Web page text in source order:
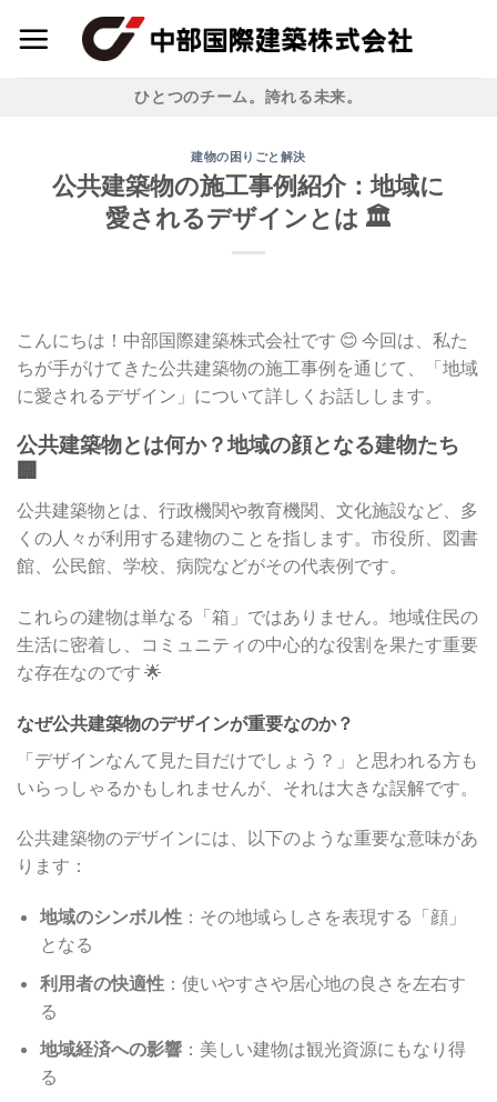
ひとつのチーム。誇れる未来。
建物の困りごと解決
公共建築物の施工事例紹介：地域に
愛されるデザインとは 🏛️
こんにちは！中部国際建築株式会社です 😊 今回は、私た
ちが手がけてきた公共建築物の施工事例を通じて、「地域
に愛されるデザイン」について詳しくお話しします。
公共建築物とは何か？地域の顔となる建物たち
🏢
公共建築物とは、行政機関や教育機関、文化施設など、多
くの人々が利用する建物のことを指します。市役所、図書
館、公民館、学校、病院などがその代表例です。
これらの建物は単なる「箱」ではありません。地域住民の
生活に密着し、コミュニティの中心的な役割を果たす重要
な存在なのです 🌟
なぜ公共建築物のデザインが重要なのか？
「デザインなんて見た目だけでしょう？」と思われる方も
いらっしゃるかもしれませんが、それは大きな誤解です。
公共建築物のデザインには、以下のような重要な意味があ
ります：
地域のシンボル性：その地域らしさを表現する「顔」
となる
利用者の快適性：使いやすさや居心地の良さを左右す
る
地域経済への影響：美しい建物は観光資源にもなり得
る